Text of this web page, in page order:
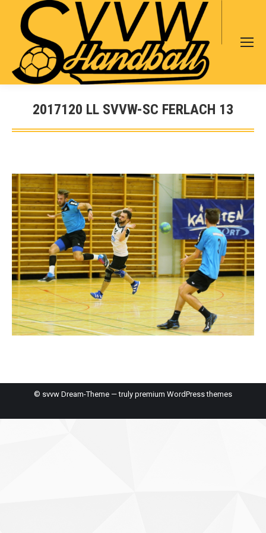
Search:
2017120 LL SVVW-SC FERLACH 13
Sie befinden sich hier:
© svvw Dream-Theme — truly premium WordPress themes